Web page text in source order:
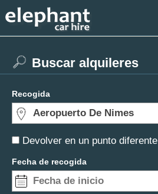
Devolver en un punto diferente
Buscar alquileres
Recogida
Fecha de recogida